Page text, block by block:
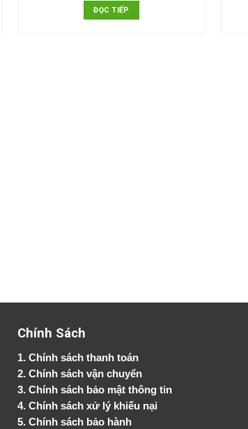
ĐỌC TIẾP
Chính Sách
1.Chính sách thanh toán
2.Chính sách vận chuyển
3. Chính sách bảo mật thông tin
4.Chính sách xử lý khiếu nại
5.Chính sách bảo hành